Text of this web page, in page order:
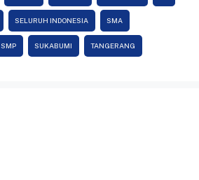
SELURUH INDONESIA SMA
SMP SUKABUMI TANGERANG